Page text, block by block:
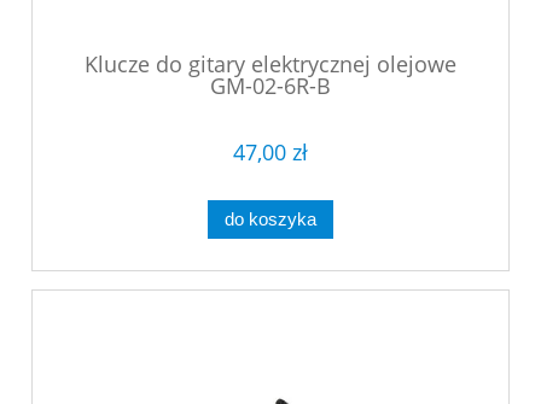
Klucze do gitary elektrycznej olejowe
GM-02-6R-B
47,00 zł
do koszyka